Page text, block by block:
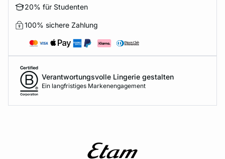
20% für Studenten
100% sichere Zahlung
Verantwortungsvolle Lingerie gestalten
Ein langfristiges Markenengagement